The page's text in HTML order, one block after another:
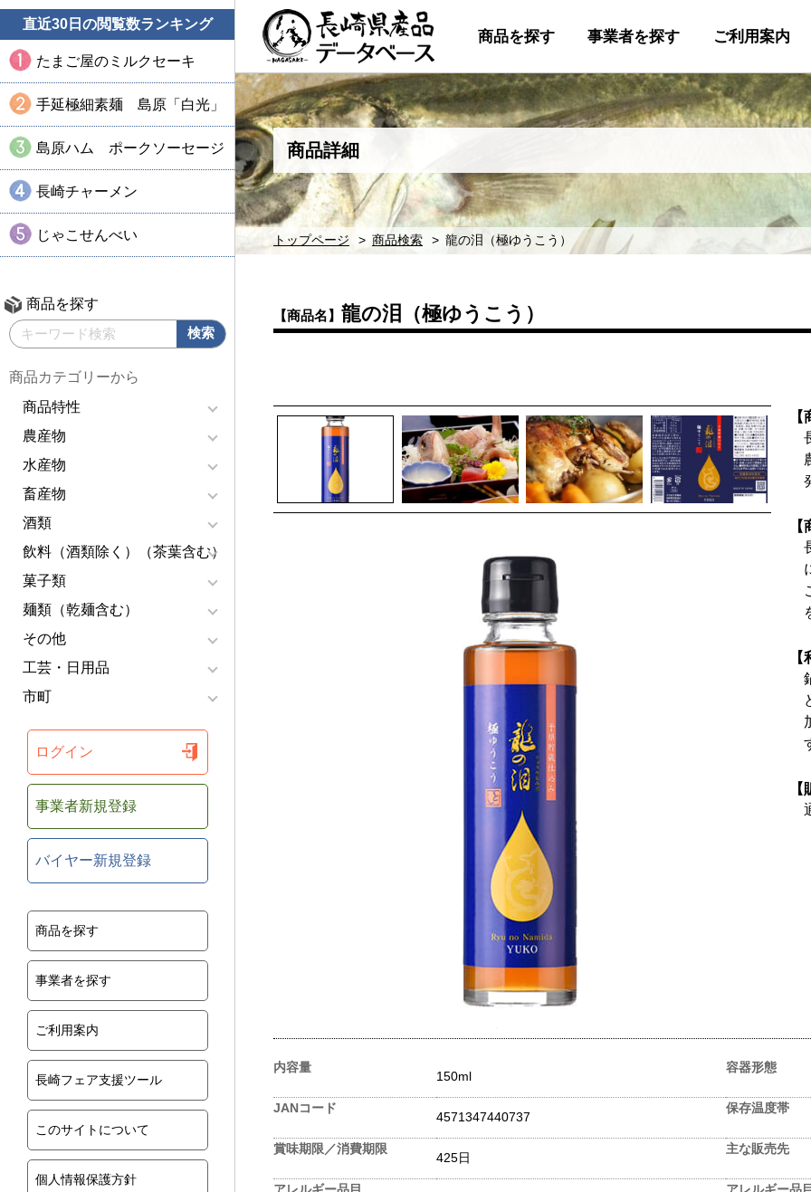
直近30日の閲覧数ランキング
たまご屋のミルクセーキ
手延極細素麺 島原「白光」
島原ハム ポークソーセージ
長崎チャーメン
じゃこせんべい
商品を探す
商品カテゴリーから
商品特性
農産物
水産物
畜産物
酒類
飲料（酒類除く）（茶葉含む）
菓子類
麺類（乾麺含む）
その他
工芸・日用品
市町
ログイン
事業者新規登録
バイヤー新規登録
商品を探す
事業者を探す
ご利用案内
長崎フェア支援ツール
このサイトについて
個人情報保護方針
商品を探す 事業者を探す ご利用案内
商品詳細
トップページ 商品検索 龍の泪（極ゆうこう）
【商品名】 龍の泪（極ゆうこう）
内容量
150ml
容器形態
JANコード
4571347440737
保存温度帯
賞味期限／消費期限
425日
主な販売先